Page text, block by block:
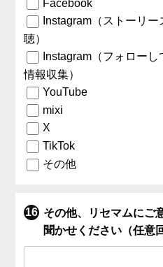
Facebook
Instagram（ストーリ
聴）
Instagram（フォロー
情報収集）
YouTube
mixi
X
TikTok
その他
その他、リセマムにご
聞かせください（任意